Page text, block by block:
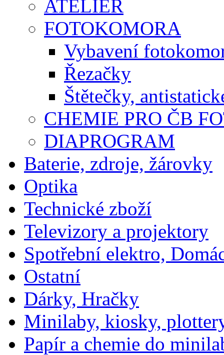
ATELIÉR
FOTOKOMORA
Vybavení
Řezačky
Štětečky,
CHEMIE PRO ČB
DIAPROGRAM
Baterie, zdroje, žárovky
Optika
Technické zboží
Televizory a projektory
Spotřební elektro,
Ostatní
Dárky, Hračky
Minilaby, kiosky,
Papír a chemie do